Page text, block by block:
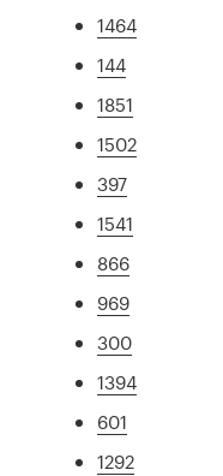
1464
144
1851
1502
397
1541
866
969
300
1394
601
1292